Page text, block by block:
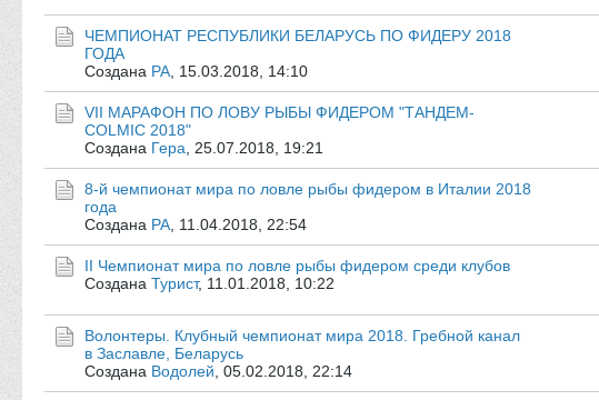
ЧЕМПИОНАТ РЕСПУБЛИКИ БЕЛАРУСЬ ПО ФИДЕРУ 2018
ГОДА
Создана РА 15.03.2018, 14:10
VII МАРАФОН ПО ЛОВУ РЫБЫ ФИДЕРОМ "ТАНДЕМ-
COLMIC 2018"
Создана Геpа 25.07.2018, 19:21
8-й чемпионат мира по ловле рыбы фидером в Италии 2018
года
Создана РА 11.04.2018, 22:54
II Чемпионат мира по ловле рыбы фидером среди клубов
Создана Турист, 11.01.2018, 10:22
Волонтеры. Клубный чемпионат мира 2018. Гребной канал
в Заславле, Беларусь
Создана Водолей 05.02.2018, 22:14